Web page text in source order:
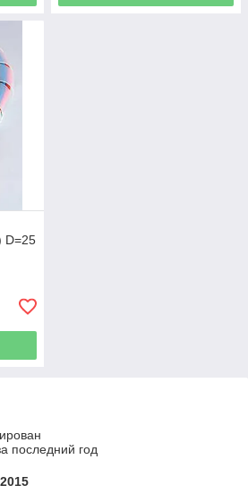
D=25
последний год